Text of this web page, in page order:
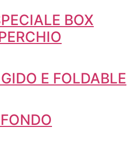
BOX
E FOLDABLE